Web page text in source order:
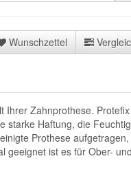
Wunschzettel
Ihrer Zahnprothese.
Haftung, die
Prothese
ist es für Ober-